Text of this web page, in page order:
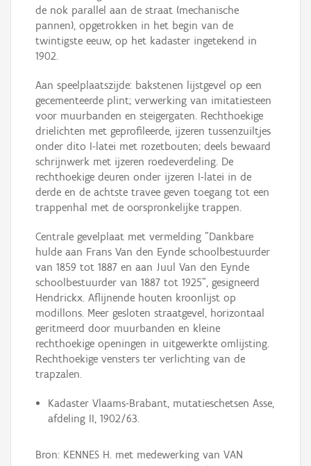
de nok parallel aan de straat (mechanische
pannen), opgetrokken in het begin van de
twintigste eeuw, op het kadaster ingetekend in
1902.
Aan speelplaatszijde: bakstenen lijstgevel op een
gecementeerde plint; verwerking van imitatiesteen
voor muurbanden en steigergaten. Rechthoekige
drielichten met geprofileerde, ijzeren tussenzuiltjes
onder dito I-latei met rozetbouten; deels bewaard
schrijnwerk met ijzeren roedeverdeling. De
rechthoekige deuren onder ijzeren I-latei in de
derde en de achtste travee geven toegang tot een
trappenhal met de oorspronkelijke trappen.
Centrale gevelplaat met vermelding "Dankbare
hulde aan Frans Van den Eynde schoolbestuurder
van 1859 tot 1887 en aan Juul Van den Eynde
schoolbestuurder van 1887 tot 1925", gesigneerd
Hendrickx. Aflijnende houten kroonlijst op
modillons. Meer gesloten straatgevel, horizontaal
geritmeerd door muurbanden en kleine
rechthoekige openingen in uitgewerkte omlijsting.
Rechthoekige vensters ter verlichting van de
trapzalen.
Kadaster Vlaams-Brabant, mutatieschetsen Asse,
afdeling II, 1902/63.
Bron: KENNES H. met medewerking van VAN